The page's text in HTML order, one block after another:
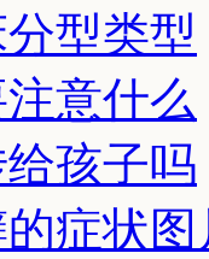
型类型
意什么
孩子吗
症状图